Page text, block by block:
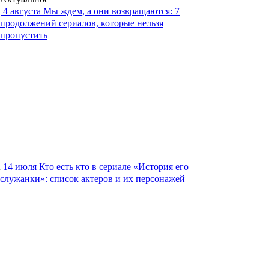
4 августа Мы ждем, а они возвращаются: 7
продолжений сериалов, которые нельзя
пропустить
14 июля Кто есть кто в сериале «История его
служанки»: список актеров и их персонажей